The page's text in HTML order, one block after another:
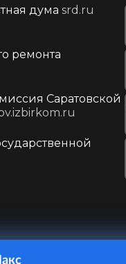
дума srd.ru
ремонта
Саратовской